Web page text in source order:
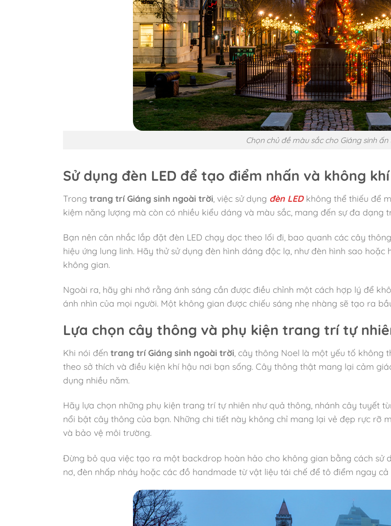
Chọn chủ đề màu sắc cho Giáng sinh
Sử dụng đèn LED để tạo điểm nhấn và không
Trong trang trí Giáng sinh ngoài trời, việc sử dụng đèn LEDkhông thể thiếu để
kiệm năng lượng mà còn có nhiều kiểu dáng và màu sắc, mang đến sự đa dạng
Bạn nên cân nhắc lắp đặt đèn LED chạy dọc theo lối đi, bao quanh các cây
hiệu ứng lung linh. Hãy thử sử dụng đèn hình dáng độc lạ, như đèn hình sao
không gian.
Ngoài ra, hãy ghi nhớ rằng ánh sáng cần được điều chỉnh một cách hợp lý để
ánh nhìn của mọi người. Một không gian được chiếu sáng nhẹ nhàng sẽ tạo ra
Lựa chọn cây thông và phụ kiện trang trí tự
Khi nói đến trang trí Giáng sinh ngoài trời, cây thông Noel là một yếu tố không
theo sở thích và điều kiện khí hậu nơi bạn sống. Cây thông thật mang lại cảm
dụng nhiều năm.
Hãy lựa chọn những phụ kiện trang trí tự nhiên như quả thông, nhánh cây tuyết
nổi bật cây thông của bạn. Những chi tiết này không chỉ mang lại vẻ đẹp rực rỡ
và bảo vệ môi trường.
Đừng bỏ qua việc tạo ra một backdrop hoàn hảo cho không gian bằng cách sử
nơ, đèn nhấp nháy hoặc các đồ handmade từ vật liệu tái chế để tô điểm ngay